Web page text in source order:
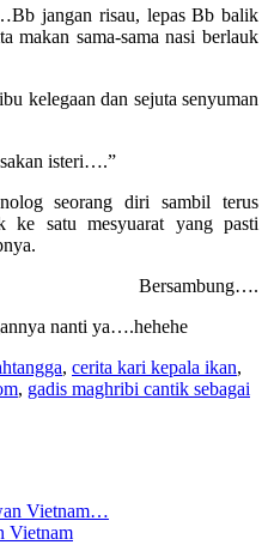
jangan risau, lepas Bb balik
makan sama-sama nasi berlauk
kelegaan dan sejuta senyuman
isteri….”
seorang diri sambil terus
ke satu mesyuarat yang pasti
Bersambung….
nanti ya….hehehe
, cerita kari kepala ikan,
, gadis maghribi cantik sebagai
Vietnam…
Vietnam